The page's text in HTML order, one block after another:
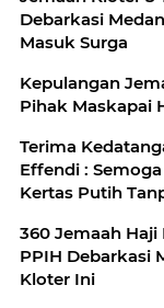
Debarkasi Medan : Jemaah Yang Wafat Kita
Masuk Surga
Kepulangan
Pihak Maskapai
Terima
Effendi :
Kertas Putih
360 Jemaah Haji
PPIH Debarkasi
Kloter Ini